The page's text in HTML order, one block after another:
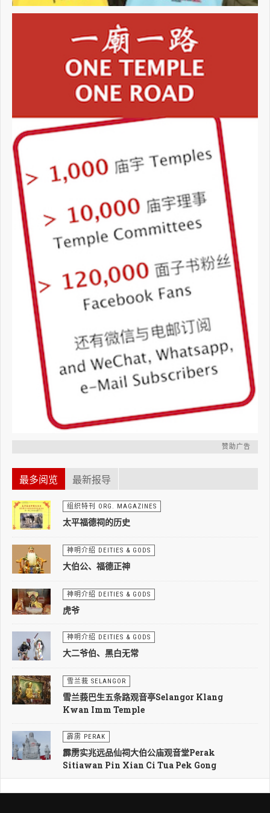
赞助广告
最多阅览 最新报导
组织特刊 ORG. MAGAZINES
太平福德祠的历史
神明介绍 DEITIES & GODS
大伯公、福德正神
神明介绍 DEITIES & GODS
虎爷
神明介绍 DEITIES & GODS
大二爷伯、黑白无常
雪兰莪 SELANGOR
雪兰莪巴生五条路观音亭Selangor Klang
Kwan Imm Temple
霹雳 PERAK
霹雳实兆远品仙祠大伯公庙观音堂Perak
Sitiawan Pin Xian Ci Tua Pek Gong